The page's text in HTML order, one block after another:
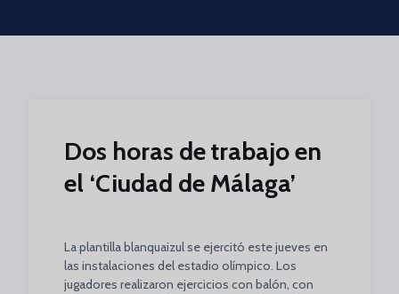
Skip to main content
Dos horas de trabajo en
el ‘Ciudad de Málaga’
La plantilla blanquaizul se ejercitó este jueves en
las instalaciones del estadio olímpico. Los
jugadores realizaron ejercicios con balón, con